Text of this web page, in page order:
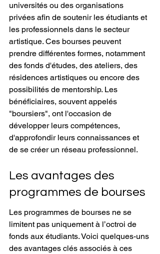
universités ou des organisations
privées afin de soutenir les étudiants et
les professionnels dans le secteur
artistique. Ces bourses peuvent
prendre différentes formes, notamment
des fonds d'études, des ateliers, des
résidences artistiques ou encore des
possibilités de mentorship. Les
bénéficiaires, souvent appelés
"boursiers", ont l'occasion de
développer leurs compétences,
d'approfondir leurs connaissances et
de se créer un réseau professionnel.
Les avantages des
programmes de bourses
Les programmes de bourses ne se
limitent pas uniquement à l’octroi de
fonds aux étudiants. Voici quelques-uns
des avantages clés associés à ces